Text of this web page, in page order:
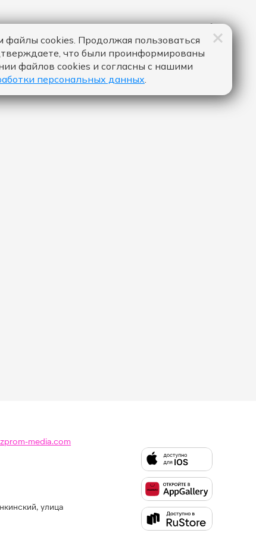
media.com
улица
файлы cookies. Продолжая пользоваться
что были проинформированы
файлов cookies и согласны с нашими
персональных данных.